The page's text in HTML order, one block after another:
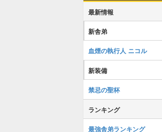
最新情報
新舎弟
血煙の執行人 ニコル
新装備
禁忌の聖杯
ランキング
最強舎弟ランキング